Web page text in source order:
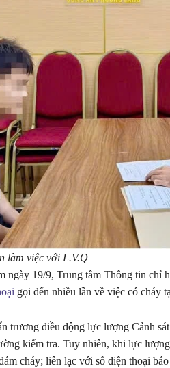
làm việc với L.V.Q
ngày 19/9, Trung tâm Thông tin chỉ
gọi đến nhiều lần về việc có cháy
trương điều động lực lượng Cảnh
kiểm tra. Tuy nhiên, khi lực
cháy; liên lạc với số điện thoại